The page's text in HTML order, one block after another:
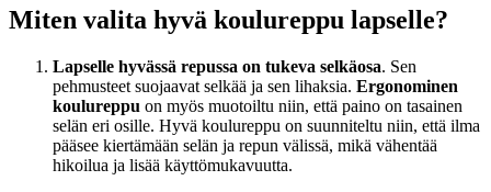
Miten valita hyvä koulureppu lapselle?
Lapselle hyvässä repussa on tukeva selkäosa. Sen
pehmusteet suojaavat selkää ja sen lihaksia. Ergonominen
koulureppu on myös muotoiltu niin, että paino on tasainen
selän eri osille. Hyvä koulureppu on suunniteltu niin, että ilma
pääsee kiertämään selän ja repun välissä, mikä vähentää
hikoilua ja lisää käyttömukavuutta.